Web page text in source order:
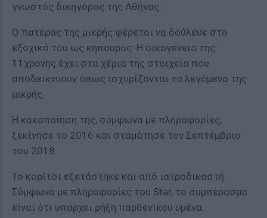
γνωστός δικηγόρος της Αθήνας.
Ο πατέρας της μικρής φέρεται να δούλευε στο
εξοχικό του ως κηπουρός. Η οικογένεια της
11χρονης έχει στα χέρια της στοιχεία που
αποδεικνύουν όπως ισχυρίζονται τα λεγόμενα της
μικρής.
Η κακοποίηση της, σύμφωνα με πληροφορίες,
ξεκίνησε το 2016 και σταμάτησε τον Σεπτέμβριο
του 2018.
Το κορίτσι εξετάστηκε και από ιατροδικαστή.
Σύμφωνα με πληροφορίες του Star, το συμπέρασμα
είναι ότι υπάρχει ρήξη παρθενικού υμένα.